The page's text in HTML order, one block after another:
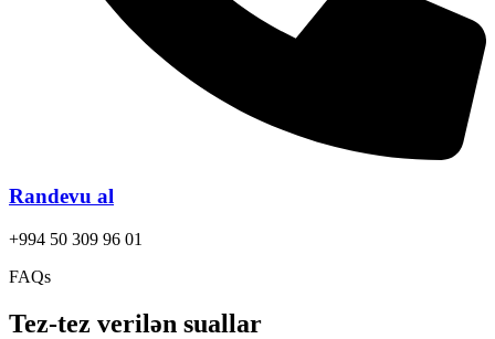
Randevu al
+994 50 309 96 01
FAQs
Tez-tez verilən suallar